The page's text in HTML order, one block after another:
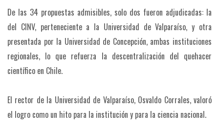
De las 34 propuestas admisibles, solo dos fueron adjudicadas: la
del CINV, perteneciente a la Universidad de Valparaíso, y otra
presentada por la Universidad de Concepción, ambas instituciones
regionales, lo que refuerza la descentralización del quehacer
científico en Chile.
El rector de la Universidad de Valparaíso, Osvaldo Corrales, valoró
el logro como un hito para la institución y para la ciencia nacional.